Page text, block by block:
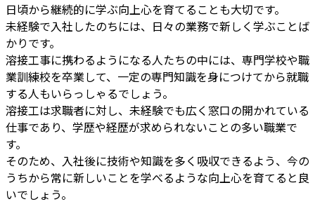
日頃から継続的に学ぶ向上心を育てることも大切です。
未経験で入社したのちには、日々の業務で新しく学ぶことば
かりです。
溶接工事に携わるようになる人たちの中には、専門学校や職
業訓練校を卒業して、一定の専門知識を身につけてから就職
する人もいらっしゃるでしょう。
溶接工は求職者に対し、未経験でも広く窓口の開かれている
仕事であり、学歴や経歴が求められないことの多い職業で
す。
そのため、入社後に技術や知識を多く吸収できるよう、今の
うちから常に新しいことを学べるような向上心を育てると良
いでしょう。